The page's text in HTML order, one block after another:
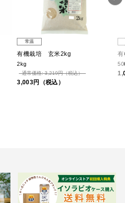
常温
有機栽培 玄米2kg
2kg
通常価格: 3,219円（税込）
3,003円（税込）